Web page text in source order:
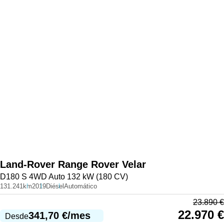
Land-Rover Range Rover Velar
D180 S 4WD Auto 132 kW (180 CV)
131.241km2019Diésel Automático
Desde341,70 €/mes
23.890€
22.970 €